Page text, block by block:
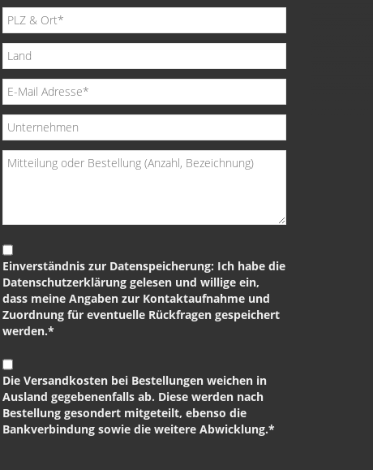
Einverständnis zur Datenspeicherung: Ich habe die
Datenschutzerklärung gelesen und willige ein,
dass meine Angaben zur Kontaktaufnahme und
Zuordnung für eventuelle Rückfragen gespeichert
werden.*
Die Versandkosten bei Bestellungen weichen in
Ausland gegebenenfalls ab. Diese werden nach
Bestellung gesondert mitgeteilt, ebenso die
Bankverbindung sowie die weitere Abwicklung.*